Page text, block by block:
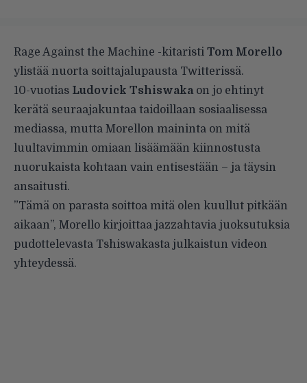
Rage Against the Machine -kitaristi Tom Morello
ylistää nuorta soittajalupausta Twitterissä.
10-vuotias Ludovick Tshiswakaon jo ehtinyt
kerätä seuraajakuntaa taidoillaan sosiaalisessa
mediassa, mutta Morellon maininta on mitä
luultavimmin omiaan lisäämään kiinnostusta
nuorukaista kohtaan vain entisestään – ja täysin
ansaitusti.
”Tämä on parasta soittoa mitä olen kuullut pitkään
aikaan”, Morello kirjoittaa jazzahtavia juoksutuksia
pudottelevasta Tshiswakasta julkaistun videon
yhteydessä.